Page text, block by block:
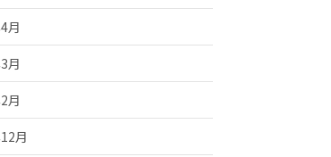
月
月
月
月